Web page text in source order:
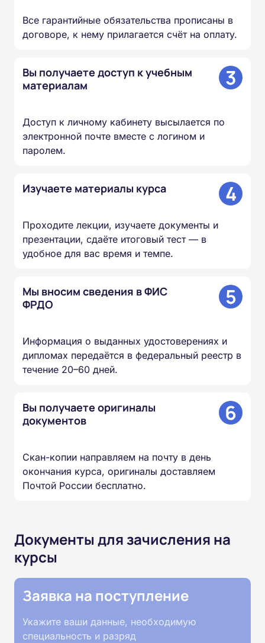
Все гарантийные обязательства прописаны в
договоре, к нему прилагается счёт на оплату.
Вы получаете доступ к учебным
материалам
3
Доступ к личному кабинету высылается по
электронной почте вместе с логином и
паролем.
Изучаете материалы курса 4
Проходите лекции, изучаете документы и
презентации, сдаёте итоговый тест — в
удобное для вас время и темпе.
Мы вносим сведения в ФИС
ФРДО
5
Информация о выданных удостоверениях и
дипломах передаётся в федеральный реестр в
течение 20–60 дней.
Вы получаете оригиналы
документов
6
Скан-копии направляем на почту в день
окончания курса, оригиналы доставляем
Почтой России бесплатно.
Документы для зачисления на
курсы
Заявка на поступление
Укажите ваши данные, необходимую
специальность и разряд